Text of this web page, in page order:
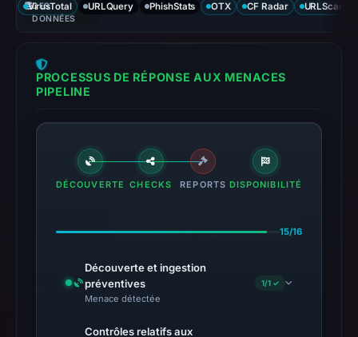
DES
DONNÉES
VirusTotal URLQuery PhishStats OTX CF Radar URLScan
PROCESSUS DE RÉPONSE AUX MENACES
PIPELINE
DÉCOUVERTE CHECKS REPORTS DISPONIBILITÉ
15/16
Découverte et ingestion
préventives
Menace détectée
1/1 ✓
Contrôles relatifs aux